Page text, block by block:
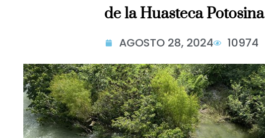
de la Huasteca Potosina
AGOSTO 28, 2024 10974